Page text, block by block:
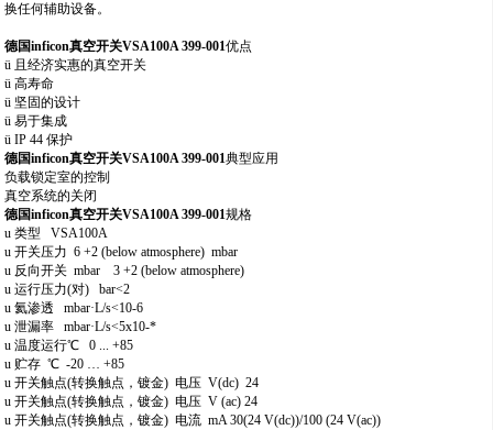
换任何辅助设备。
德国inficon真空开关VSA100A 399-001优点
ü 且经济实惠的真空开关
ü高寿命
ü 坚固的设计
ü易于集成
üIP 44 保护
德国inficon真空开关VSA100A 399-001典型应用
负载锁定室的控制
真空系统的关闭
德国inficon真空开关VSA100A 399-001规格
u类型
VSA100A
u开关压力 6 +2 (below atmosphere) mbar
u 反向开关 mbar 3 +2 (below atmosphere)
u运行压力(对) bar<2
u氦渗透
mbar·L/s<10-6
u泄漏率
mbar·L/s<5x10-*
u温度运行℃ 0 ... +85
u 贮存 ℃ -20 … +85
u开关触点(转换触点，镀金) 电压 V(dc) 24
u开关触点(转换触点，镀金) 电压 V (ac) 24
u开关触点(转换触点，镀金) 电流 mA 30(24 V(dc))/100 (24 V(ac))